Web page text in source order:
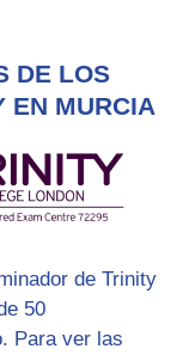
DE LOS
EN MURCIA
de Trinity
50
Para ver las